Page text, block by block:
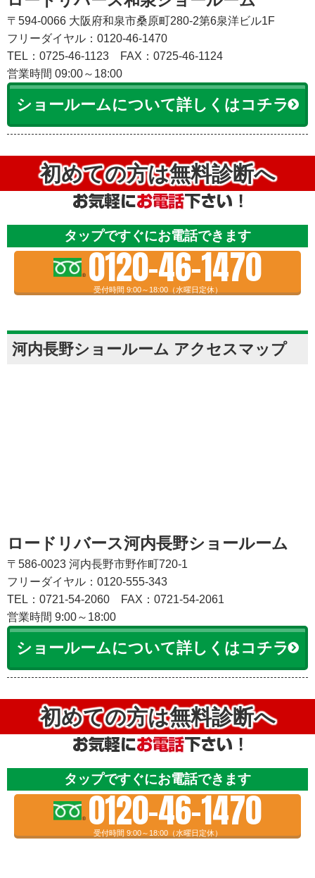
〒594-0066 大阪府和泉市桑原町280-2第6泉洋ビル1F
フリーダイヤル：0120-46-1470
TEL：0725-46-1123
FAX：0725-46-1124
営業時間 09:00～18:00
ショールームについて詳しくはコチラ
初めての方は無料診断へ
タップですぐにお電話できます
0120-46-1470
受付時間 9:00～18:00（水曜日定休）
河内長野ショールーム アクセスマップ
ロードリバース河内長野ショールーム
〒586-0023 河内長野市野作町720-1
フリーダイヤル：0120-555-343
TEL：0721-54-2060
FAX：0721-54-2061
営業時間 9:00～18:00
ショールームについて詳しくはコチラ
初めての方は無料診断へ
タップですぐにお電話できます
0120-46-1470
受付時間 9:00～18:00（水曜日定休）